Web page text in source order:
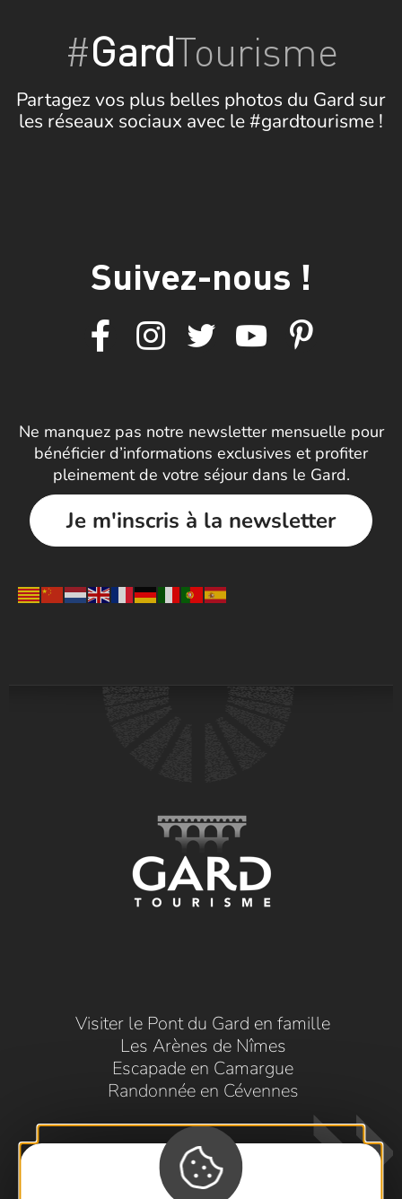
#GardTourisme
Partagez vos plus belles photos du Gard sur
les réseaux sociaux avec le #gardtourisme !
Suivez-nous !
Ne manquez pas notre newsletter mensuelle pour
bénéficier d’informations exclusives et profiter
pleinement de votre séjour dans le Gard.
Je m'inscris à la newsletter
Visiter le Pont du Gard en famille
Les Arènes de Nîmes
Escapade en Camargue
Randonnée en Cévennes